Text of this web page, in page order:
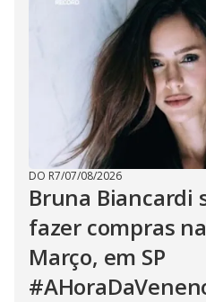
DO R7/07/08/2026
Bruna Biancardi
fazer compras
Março, em SP